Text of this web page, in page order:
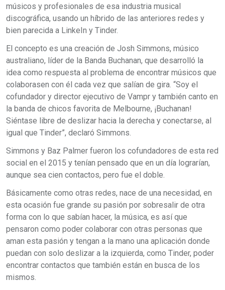
músicos y profesionales de esa industria musical
discográfica, usando un híbrido de las anteriores redes y
bien parecida a LinkeIn y Tinder.
El concepto es una creación de Josh Simmons, músico
australiano, líder de la Banda Buchanan, que desarrolló la
idea como respuesta al problema de encontrar músicos que
colaborasen con él cada vez que salían de gira. “Soy el
cofundador y director ejecutivo de Vampr y también canto en
la banda de chicos favorita de Melbourne, ¡Buchanan!
Siéntase libre de deslizar hacia la derecha y conectarse, al
igual que Tinder”, declaró Simmons.
Simmons y Baz Palmer fueron los cofundadores de esta red
social en el 2015 y tenían pensado que en un día lograrían,
aunque sea cien contactos, pero fue el doble.
Básicamente como otras redes, nace de una necesidad, en
esta ocasión fue grande su pasión por sobresalir de otra
forma con lo que sabían hacer, la música, es así que
pensaron como poder colaborar con otras personas que
aman esta pasión y tengan a la mano una aplicación donde
puedan con solo deslizar a la izquierda, como Tinder, poder
encontrar contactos que también están en busca de los
mismos.